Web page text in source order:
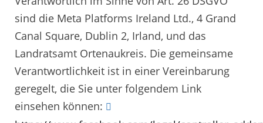
sind die Meta Platforms Ireland Ltd., 4 Grand
Canal Square, Dublin 2, Irland, und das
Landratsamt Ortenaukreis. Die gemeinsame
Verantwortlichkeit ist in einer Vereinbarung
geregelt, die Sie unter folgendem Link
einsehen können: